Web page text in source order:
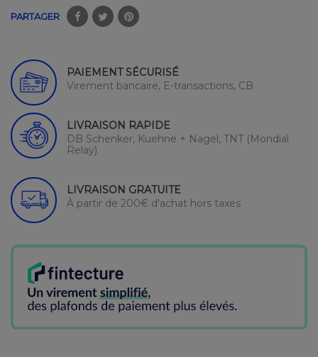
PARTAGER
PAIEMENT SÉCURISÉ
Virement bancaire, E-transactions, CB
LIVRAISON RAPIDE
DB Schenker, Kuehne + Nagel, TNT (Mondial
Relay)
LIVRAISON GRATUITE
À partir de 200€ d'achat hors taxes